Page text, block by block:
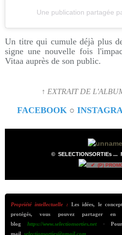
Une publication partagée
Un titre qui cumule déjà plus
signe une nouvelle fois
Vitaa auprès de son public.
↑ EXTRAIT DE
FACEBOOK ○
© SELECTIONSORTIEs ...
✔ (P)
Propriété intellectuelle : Les idées, le
protégés, vous pouvez partager en
blog
https://www.selectionsorties.net •
mail selectionsorties@gmail.com